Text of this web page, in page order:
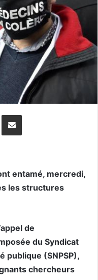
Telegram
entamé, mercredi,
les structures
de
du Syndicat
publique (SNPSP),
chercheurs